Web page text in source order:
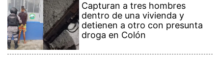
Capturan a tres hombres
dentro de una vivienda y
detienen a otro con presunta
droga en Colón